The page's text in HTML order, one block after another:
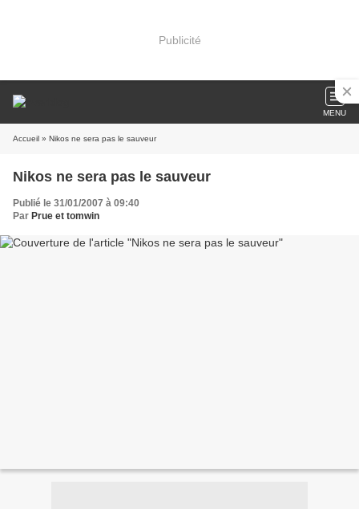
Publicité
MENU
Accueil » Nikos ne sera pas le sauveur
Nikos ne sera pas le sauveur
Publié le 31/01/2007 à 09:40
Par Prue et tomwin